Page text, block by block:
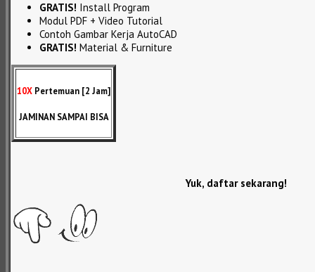
GRATIS! Install Program
Modul PDF + Video Tutorial
Contoh Gambar Kerja AutoCAD
GRATIS! Material & Furniture
10X Pertemuan [2 Jam]
JAMINAN SAMPAI BISA
Yuk, daftar sekarang!